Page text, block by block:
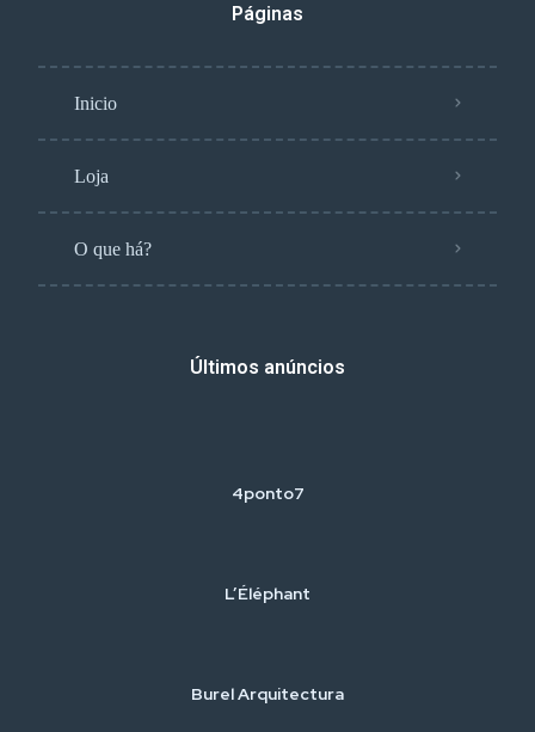
Páginas
Inicio
Loja
O que há?
Últimos anúncios
4ponto7
L’Éléphant
Burel Arquitectura